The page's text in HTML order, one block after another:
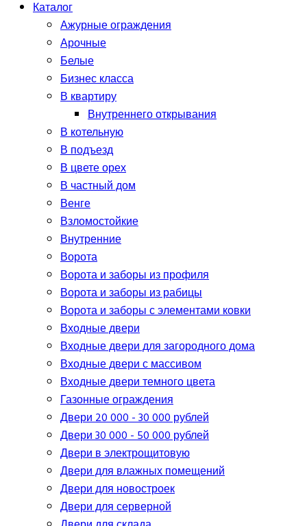
Каталог
Ажурные ограждения
Арочные
Белые
Бизнес класса
В квартиру
Внутреннего открывания
В котельную
В подъезд
В цвете орех
В частный дом
Венге
Взломостойкие
Внутренние
Ворота
Ворота и заборы из профиля
Ворота и заборы из рабицы
Ворота и заборы с элементами ковки
Входные двери
Входные двери для загородного дома
Входные двери с массивом
Входные двери темного цвета
Газонные ограждения
Двери 20 000 - 30 000 рублей
Двери 30 000 - 50 000 рублей
Двери в электрощитовую
Двери для влажных помещений
Двери для новостроек
Двери для серверной